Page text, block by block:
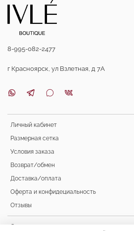
Личный кабинет
Размерная сетка
Условия заказа
Возврат/обмен
Доставка/оплата
Оферта и конфидециальность
Отзывы
Счастливая женщина
8-995-082-2477
г Красноярск, ул Взлетная, д 7А